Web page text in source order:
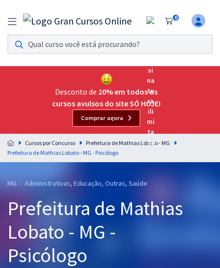
0
Assinatura Ilimitada 11
Acesso a todos os cursos. Teste grátis por 7 dias!
Assinatura OAB Até Passar
Acesso ilimitado a toda preparação para o Exame da
Residências Multiprofissionais
Preparação completa e intensiva para as principais
residências em saúde do Brasil
Cursos 20% OFF
Pós
Graduação
Desconto de 20% em todos os
cursos avulsos do site SÓ HOJE!
Comprar agora
Cursos por Concurso
Prefeitura de Mathias Lobato - MG
Prefeitura de Mathias Lobato - MG - Psicólogo
MG - Administrativas, Educação, Outras, Saúde
Prefeitura de Mathias
Lobato - MG -
Psicólogo